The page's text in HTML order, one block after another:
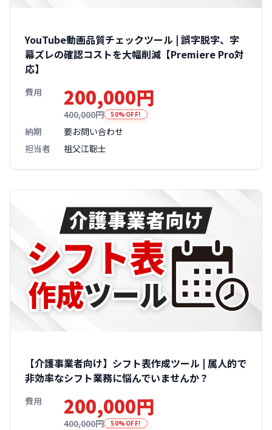
YouTube動画品質チェックツール | 誤字脱字、字
幕ズレの確認コストを大幅削減【Premiere Pro対
応】
費用 200,000円
400,000円 50%OFF!
納期
要お問い合わせ
担当者
祖父江聡士
【介護事業者向け】シフト表作成ツール | 属人的で
非効率なシフト業務に悩んでいませんか？
費用 200,000円
400,000円 50%OFF!